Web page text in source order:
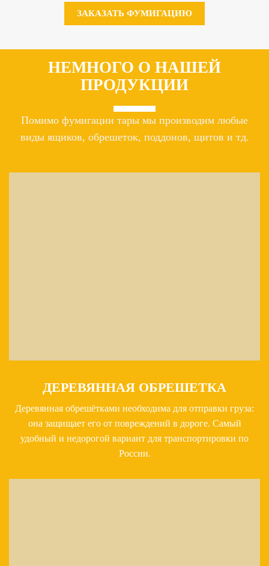
ЗАКАЗАТЬ ФУМИГАЦИЮ
НЕМНОГО О НАШЕЙ
ПРОДУКЦИИ
Помимо фумигации тары мы производим любые
виды ящиков, обрешеток, поддонов, щитов и тд.
ДЕРЕВЯННАЯ ОБРЕШЕТКА
Деревянная обрешётками необходима для отправки груза:
она защищает его от повреждений в дороге. Самый
удобный и недорогой вариант для транспортировки по
России.